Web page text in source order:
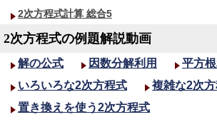
2次方程式計算 総合5
2次方程式の例題解説動画
解の公式 因数分解利用
平方
いろいろな2次方程式
複雑な2次
置き換えを使う2次方程式